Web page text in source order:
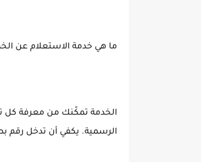
ما هي خدمة الاستعلام عن
الخدمة تمكّنك من معرفة كل
الرسمية. يكفي أن تدخل رقم